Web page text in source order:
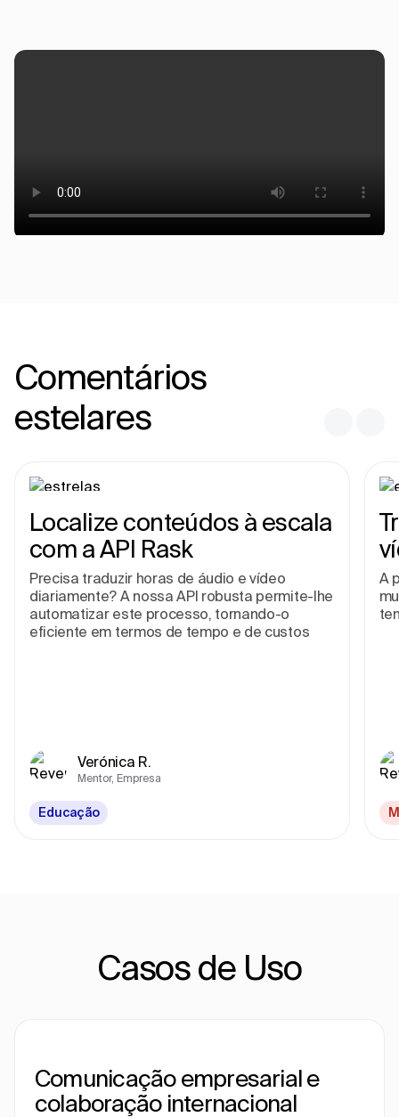
Comentários
estelares
Localize conteúdos à escala
com a API Rask
Precisa traduzir horas de áudio e vídeo
diariamente? A nossa API robusta permite-lhe
automatizar este processo, tornando-o
eficiente em termos de tempo e de custos
Verónica R.
Mentor, Empresa
Educação
A
Casos de Uso
Comunicação empresarial e
colaboração internacional